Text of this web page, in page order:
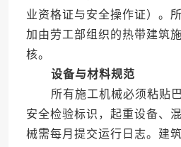
业资格证与安全操作证）。
加由劳工部组织的热带建筑
核。
设备与材料规范
所有施工机械必须粘贴巴
安全检验标识，起重设备、
械需每月提交运行日志。建